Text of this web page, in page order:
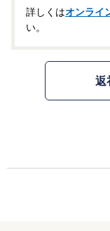
詳しくはオンライ
い。
返